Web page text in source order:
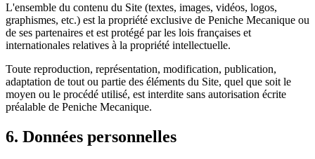
L'ensemble du contenu du Site (textes, images, vidéos, logos,
graphismes, etc.) est la propriété exclusive de Peniche Mecanique ou
de ses partenaires et est protégé par les lois françaises et
internationales relatives à la propriété intellectuelle.
Toute reproduction, représentation, modification, publication,
adaptation de tout ou partie des éléments du Site, quel que soit le
moyen ou le procédé utilisé, est interdite sans autorisation écrite
préalable de Peniche Mecanique.
6. Données personnelles